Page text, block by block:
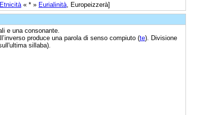
Etnicità « * » Eurialinità , Europeizzerà]
e una consonante.
produce una parola di senso compiuto (te). Divisione
sillaba).